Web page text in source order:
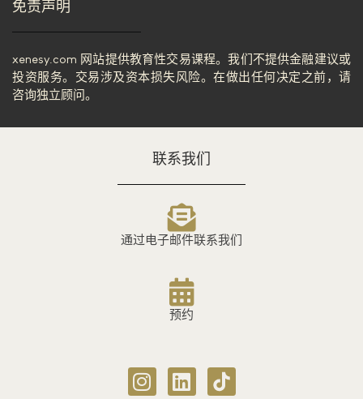
免责声明
xenesy.com 网站提供教育性交易课程。我们不提供金融建议或
投资服务。交易涉及资本损失风险。在做出任何决定之前，请
咨询独立顾问。
联系我们
通过电子邮件联系我们
预约